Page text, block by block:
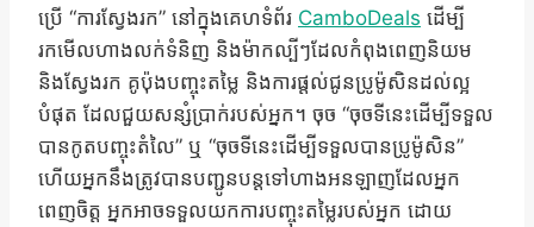
ប្រើ “ការស្វែងរក” នៅក្នុងគេហទំព័រ CamboDeals ដើម្បី
រកមើលហាងលក់ទំនិញ និងម៉ាកល្បីៗដែលកំពុងពេញនិយម
និងស្វែងរក គូប៉ុងបញ្ចុះតម្លៃ និងការផ្តល់ជូនប្រូម៉ូសិនដល់ល្អ
បំផុត ដែលជួយសន្សំប្រាក់របស់អ្នក។ ចុច “ចុចទីនេះដើម្បីទទួល
បានកូតបញ្ចុះតំលៃ” ឬ “ចុចទីនេះដើម្បីទទួលបានប្រូម៉ូសិន”
ហើយអ្នកនឹងត្រូវបានបញ្ជូនបន្តទៅហាងអនឡាញដែលអ្នក
ពេញចិត្ត អ្នកអាចទទួលយកការបញ្ចុះតម្លៃរបស់អ្នក ដោយ